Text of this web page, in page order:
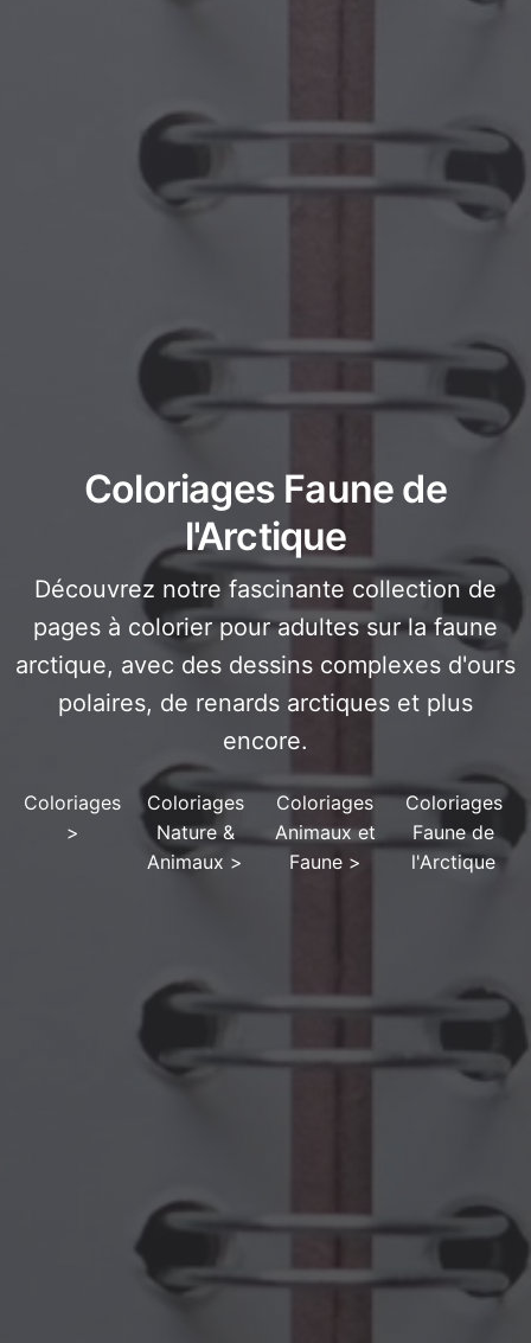
Coloriages Faune de
l'Arctique
Découvrez notre fascinante collection de
pages à colorier pour adultes sur la faune
arctique, avec des dessins complexes d'ours
polaires, de renards arctiques et plus
encore.
Coloriages
>
Coloriages
Nature &
Animaux >
Coloriages
Animaux et
Faune >
Coloriages
Faune de
l'Arctique